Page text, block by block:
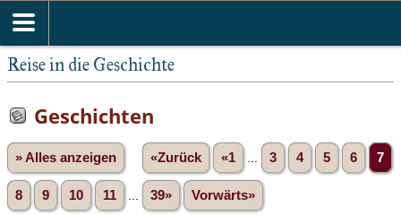
Reise in die Geschichte
Geschichten
» Alles anzeigen «Zurück «1 3 4 5 6 7
8 9 10 11 39» Vorwärts»